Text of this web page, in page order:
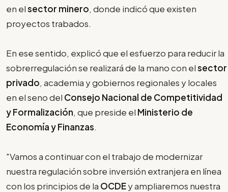
en elsector minero, donde indicó que existen
proyectos trabados.
En ese sentido, explicó que el esfuerzo para reducir la
sobrerregulación se realizará de la mano con elsector
privado, academia y gobiernos regionales y locales
en el seno del Consejo Nacional de Competitividad
y Formalización, que preside el Ministerio de
Economía y Finanzas.
"Vamos a continuar con el trabajo de modernizar
nuestra regulación sobre inversión extranjera en línea
con los principios de la OCDEy ampliaremos nuestra